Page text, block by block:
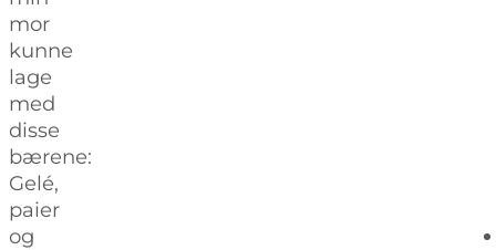
mor
kunne
lage
med
disse
bærene:
Gelé,
paier
og